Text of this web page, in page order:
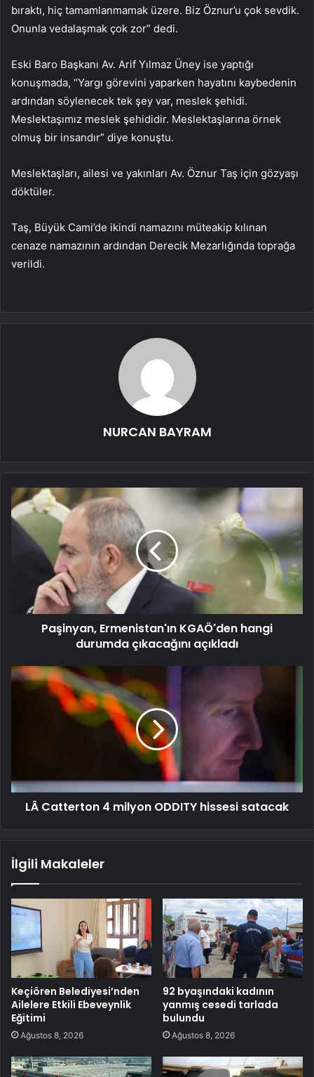
bıraktı, hiç tamamlanmamak üzere. Biz Öznur’u çok sevdik.
Onunla vedalaşmak çok zor” dedi.
Eski Baro Başkanı Av. Arif Yılmaz Üney ise yaptığı
konuşmada, “Yargı görevini yaparken hayatını kaybedenin
ardından söylenecek tek şey var, meslek şehidi.
Meslektaşımız meslek şehididir. Meslektaşlarına örnek
olmuş bir insandır” diye konuştu.
Meslektaşları, ailesi ve yakınları Av. Öznur Taş için gözyaşı
döktüler.
Taş, Büyük Cami’de ikindi namazını müteakip kılınan
cenaze namazının ardından Derecik Mezarlığında toprağa
verildi.
NURCAN BAYRAM
Paşinyan, Ermenistan'ın KGAÖ'den hangi
durumda çıkacağını açıkladı
LÂ Catterton 4 milyon ODDITY hissesi satacak
İlgili Makaleler
Keçiören Belediyesi’nden
Ailelere Etkili Ebeveynlik
Eğitimi
Ağustos 8, 2026
92 byaşındaki kadının
yanmış cesedi tarlada
bulundu
Ağustos 8, 2026